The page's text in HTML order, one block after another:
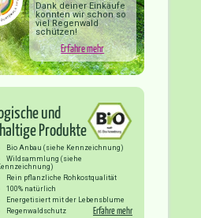
Dank deiner Einkäufe
konnten wir schon so
viel Regenwald
schützen!
Erfahre mehr
und
Produkte
Bio Anbau (siehe Kennzeichnung)
Wildsammlung (siehe
Rein pflanzliche Rohkostqualität
100% natürlich
Energetisiert mit der Lebensblume
Regenwaldschutz
Erfahre mehr